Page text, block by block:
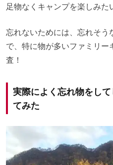
足物なくキャンプを楽しみた
忘れないためには、忘れそ
で、特に物が多いファミリ
査！
実際によく忘れ物をし
てみた